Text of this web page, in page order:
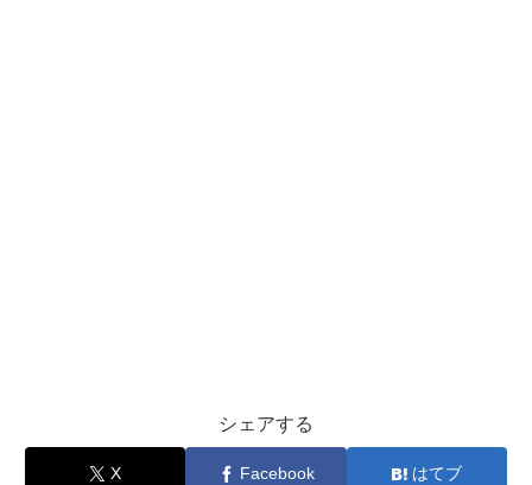
シェアする
X Facebook はてブ